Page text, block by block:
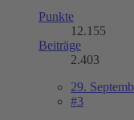
Punkte
12.155
Beiträge
2.403
29.
#3